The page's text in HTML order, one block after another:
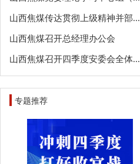
山西焦煤传达贯彻上级精神并部...
山西焦煤召开总经理办公会
山西焦煤召开四季度安委会全体...
专题推荐